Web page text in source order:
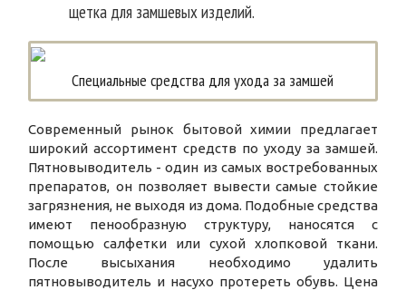
щетка для замшевых изделий.
Специальные средства для ухода за замшей
Современный рынок бытовой химии предлагает
широкий ассортимент средств по уходу за замшей.
Пятновыводитель - один из самых востребованных
препаратов, он позволяет вывести самые стойкие
загрязнения, не выходя из дома. Подобные средства
имеют пенообразную структуру, наносятся с
помощью салфетки или сухой хлопковой ткани.
После высыхания необходимо удалить
пятновыводитель и насухо протереть обувь. Цена